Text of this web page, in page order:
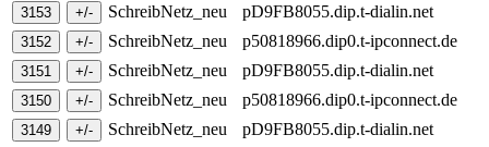
SchreibNetz_neu
pD9FB8055.dip.t-dialin.net
SchreibNetz_neu
p50818966.dip0.t-ipconnect.de
SchreibNetz_neu
pD9FB8055.dip.t-dialin.net
SchreibNetz_neu
p50818966.dip0.t-ipconnect.de
SchreibNetz_neu
pD9FB8055.dip.t-dialin.net